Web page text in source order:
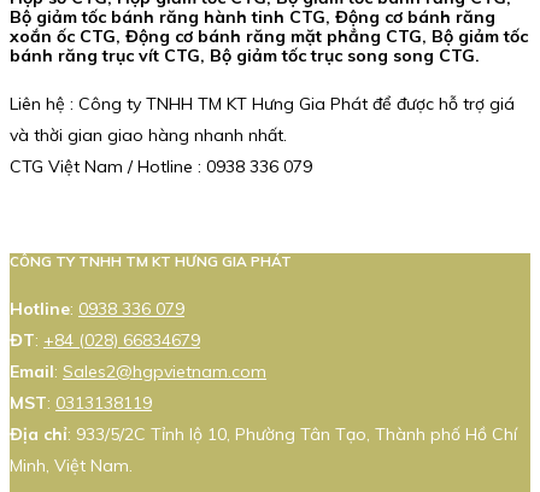
Bộ giảm tốc bánh răng hành tinh CTG, Động cơ bánh răng
xoắn ốc CTG, Động cơ bánh răng mặt phẳng CTG, Bộ giảm tốc
bánh răng trục vít CTG, Bộ giảm tốc trục song song CTG.
Liên hệ : Công ty TNHH TM KT Hưng Gia Phát để được hỗ trợ giá
và thời gian giao hàng nhanh nhất.
CTG Việt Nam / Hotline : 0938 336 079
CÔNG TY TNHH TM KT HƯNG GIA PHÁT
Hotline: 0938 336 079
ĐT: +84 (028) 66834679
Email: Sales2@hgpvietnam.com
MST: 0313138119
Địa chỉ: 933/5/2C Tỉnh lộ 10, Phường Tân Tạo, Thành phố Hồ Chí
Minh, Việt Nam.